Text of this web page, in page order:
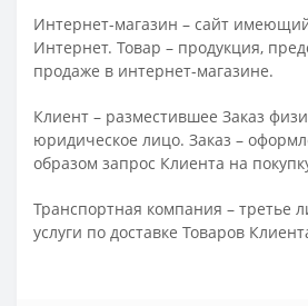
Интернет-магазин – сайт
Интернет. Товар – продукция,
продаже в интернет-магазине.
Клиент – разместившее Заказ
юридическое лицо. Заказ –
образом запрос Клиента на
Транспортная компания – третье
услуги по доставке Товаров